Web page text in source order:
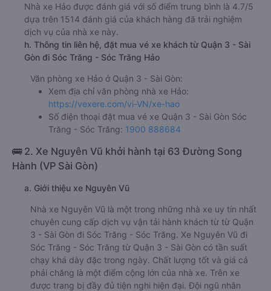
Nhà xe Hảo được đánh giá với số điểm trung bình là 4.7/5
dựa trên 1514 đánh giá của khách hàng đã trải nghiệm
dịch vụ của nhà xe này.
h. Thông tin liên hệ, đặt mua vé xe khách từ Quận 3 - Sài
Gòn đi Sóc Trăng - Sóc Trăng Hảo
Văn phòng xe Hảo ở Quận 3 - Sài Gòn:
Xem địa chỉ văn phòng nhà xe Hảo:
https://vexere.com/vi-VN/xe-hao
Số điện thoại đặt mua vé xe Quận 3 - Sài Gòn Sóc
Trăng - Sóc Trăng: 1900 888684
🚌 2. Xe Nguyên Vũ khởi hành tại 63 Đường Song
Hành (VP Sài Gòn)
a. Giới thiệu xe Nguyên Vũ
Nhà xe Nguyên Vũ là một trong những nhà xe uy tín nhất
chuyên cung cấp dịch vụ vận tải hành khách từ từ Quận
3 - Sài Gòn đi Sóc Trăng - Sóc Trăng. Xe Nguyên Vũ đi
Sóc Trăng - Sóc Trăng từ Quận 3 - Sài Gòn có tần suất
chạy khá dày đặc trong ngày. Chất lượng tốt và giá cả
phải chăng là một điểm cộng lớn của nhà xe. Trên xe
được trang bị đầy đủ tiện nghi hiện đại. Đội ngũ nhân